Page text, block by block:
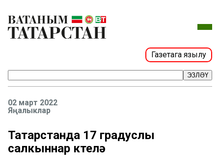
Газетага язылу
ЭЗЛӘҮ
02 март 2022
Яңалыклар
Татарстанда 17 градуслы
салкыннар көтелә